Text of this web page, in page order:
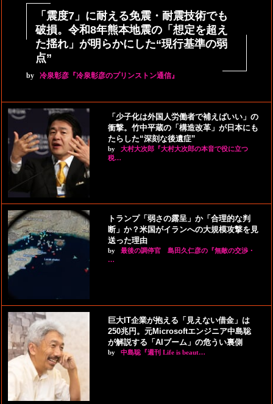
「震度7」に耐える免震・耐震技術でも
破損。令和8年熊本地震の「想定を超え
た揺れ」が明らかにした“現行基準の弱
点”
by 冷泉彰彦『冷泉彰彦のプリンストン通信』
「少子化は外国人労働者で補えばいい」の
衝撃。竹中平蔵の「構造改革」が日本にも
たらした“深刻な後遺症”
by
大村大次郎『大村大次郎の本音で役に立つ
税…
トランプ「弱さの露呈」か「合理的な判
断」か？米国がイランへの大規模攻撃を見
送った理由
by
最後の調停官 島田久仁彦の『無敵の交渉・
…
巨大IT企業が抱える「見えない借金」は
250兆円。元Microsoftエンジニア中島聡
が解説する「AIブーム」の危うい裏側
by 中島聡『週刊 Life is beaut…